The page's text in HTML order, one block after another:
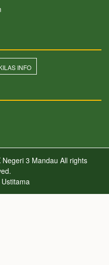
INFO
Negeri 3 Mandau All rights
Ustitama